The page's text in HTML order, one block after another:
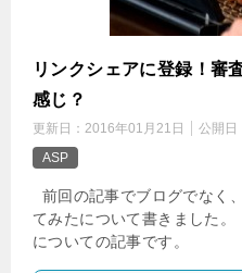
リンクシェアに登録！審
感じ？
更新日： 2016年01月21日 公開日
ASP
前回の記事でブログでなく
てみたについて書きました
についての記事です。